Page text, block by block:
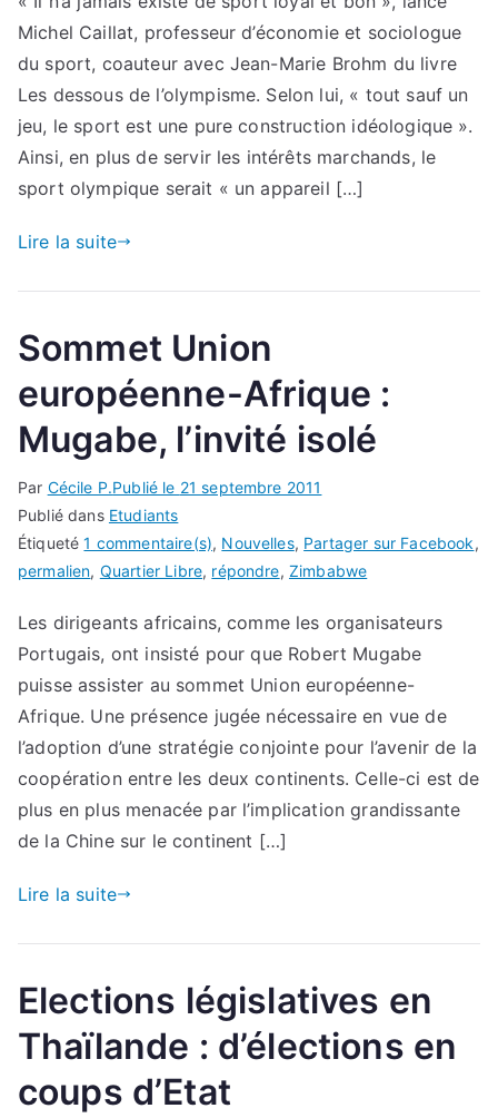
Michel Caillat, professeur d’économie et sociologue
du sport, coauteur avec Jean-Marie Brohm du livre
Les dessous de l’olympisme. Selon lui, « tout sauf un
jeu, le sport est une pure construction idéologique ».
Ainsi, en plus de servir les intérêts marchands, le
sport olympique serait « un appareil […]
Lire la suite
Sommet Union
européenne-Afrique :
Mugabe, l’invité isolé
Par Cécile P.Publié le 21 septembre 2011
Publié dans Etudiants
Étiqueté1 commentaire(s), Nouvelles, Partager sur Facebook,
permalien, Quartier Libre, répondre, Zimbabwe
Les dirigeants africains, comme les organisateurs
Portugais, ont insisté pour que Robert Mugabe
puisse assister au sommet Union européenne-
Afrique. Une présence jugée nécessaire en vue de
l’adoption d’une stratégie conjointe pour l’avenir de la
coopération entre les deux continents. Celle-ci est de
plus en plus menacée par l’implication grandissante
de la Chine sur le continent […]
Lire la suite
Elections législatives en
Thaïlande : d’élections en
coups d’Etat